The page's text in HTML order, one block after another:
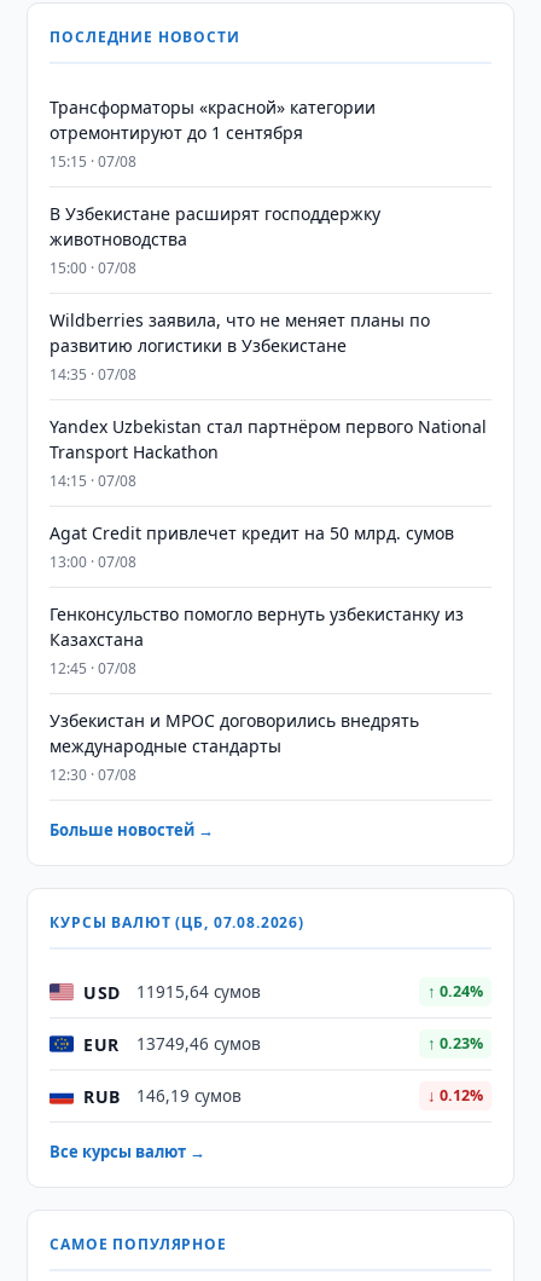
ПОСЛЕДНИЕ НОВОСТИ
Трансформаторы «красной» категории
отремонтируют до 1 сентября
15:15 · 07/08
В Узбекистане расширят господдержку
животноводства
15:00 · 07/08
Wildberries заявила, что не меняет планы по
развитию логистики в Узбекистане
14:35 · 07/08
Yandex Uzbekistan стал партнёром первого National
Transport Hackathon
14:15 · 07/08
Agat Credit привлечет кредит на 50 млрд. сумов
13:00 · 07/08
Генконсульство помогло вернуть узбекистанку из
Казахстана
12:45 · 07/08
Узбекистан и MPOC договорились внедрять
международные стандарты
12:30 · 07/08
Больше новостей →
КУРСЫ ВАЛЮТ (ЦБ, 07.08.2026)
USD 11915,64 сумов ↑ 0.24%
EUR 13749,46 сумов ↑ 0.23%
RUB 146,19 сумов ↓ 0.12%
Все курсы валют →
САМОЕ ПОПУЛЯРНОЕ